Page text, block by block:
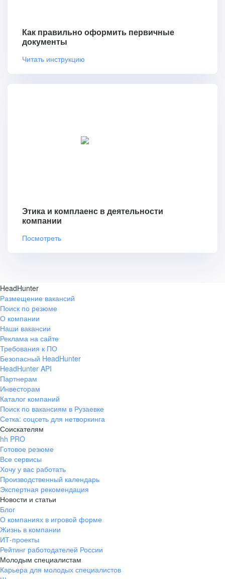
Как правильно оформить первичные
документы
Читать инструкцию
Этика и комплаенс в деятельности
компании
Посмотреть
HeadHunter
Размещение вакансий
Поиск по резюме
О компании
Наши вакансии
Реклама на сайте
Требования к ПО
Безопасный HeadHunter
HeadHunter API
Партнерам
Инвесторам
Каталог компаний
Поиск по вакансиям в Рузаевке
Сетка: соцсеть для нетворкинга
Соискателям
hh PRO
Готовое резюме
Все сервисы
Хочу у вас работать
Производственный календарь
Экспертная рекомендация
Новости и статьи
Блог
О компаниях в игровой форме
Жизнь в компании
ИТ-проекты
Рейтинг работодателей России
Молодым специалистам
Карьера для молодых специалистов